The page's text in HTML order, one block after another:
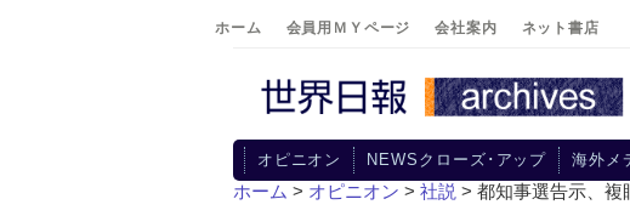
ホーム 会員用ＭＹページ 会社案内 ネット書店
オピニオン NEWSクローズ･アップ 海外メ
ホーム > オピニオン > 社説 > 都知事選告示、複